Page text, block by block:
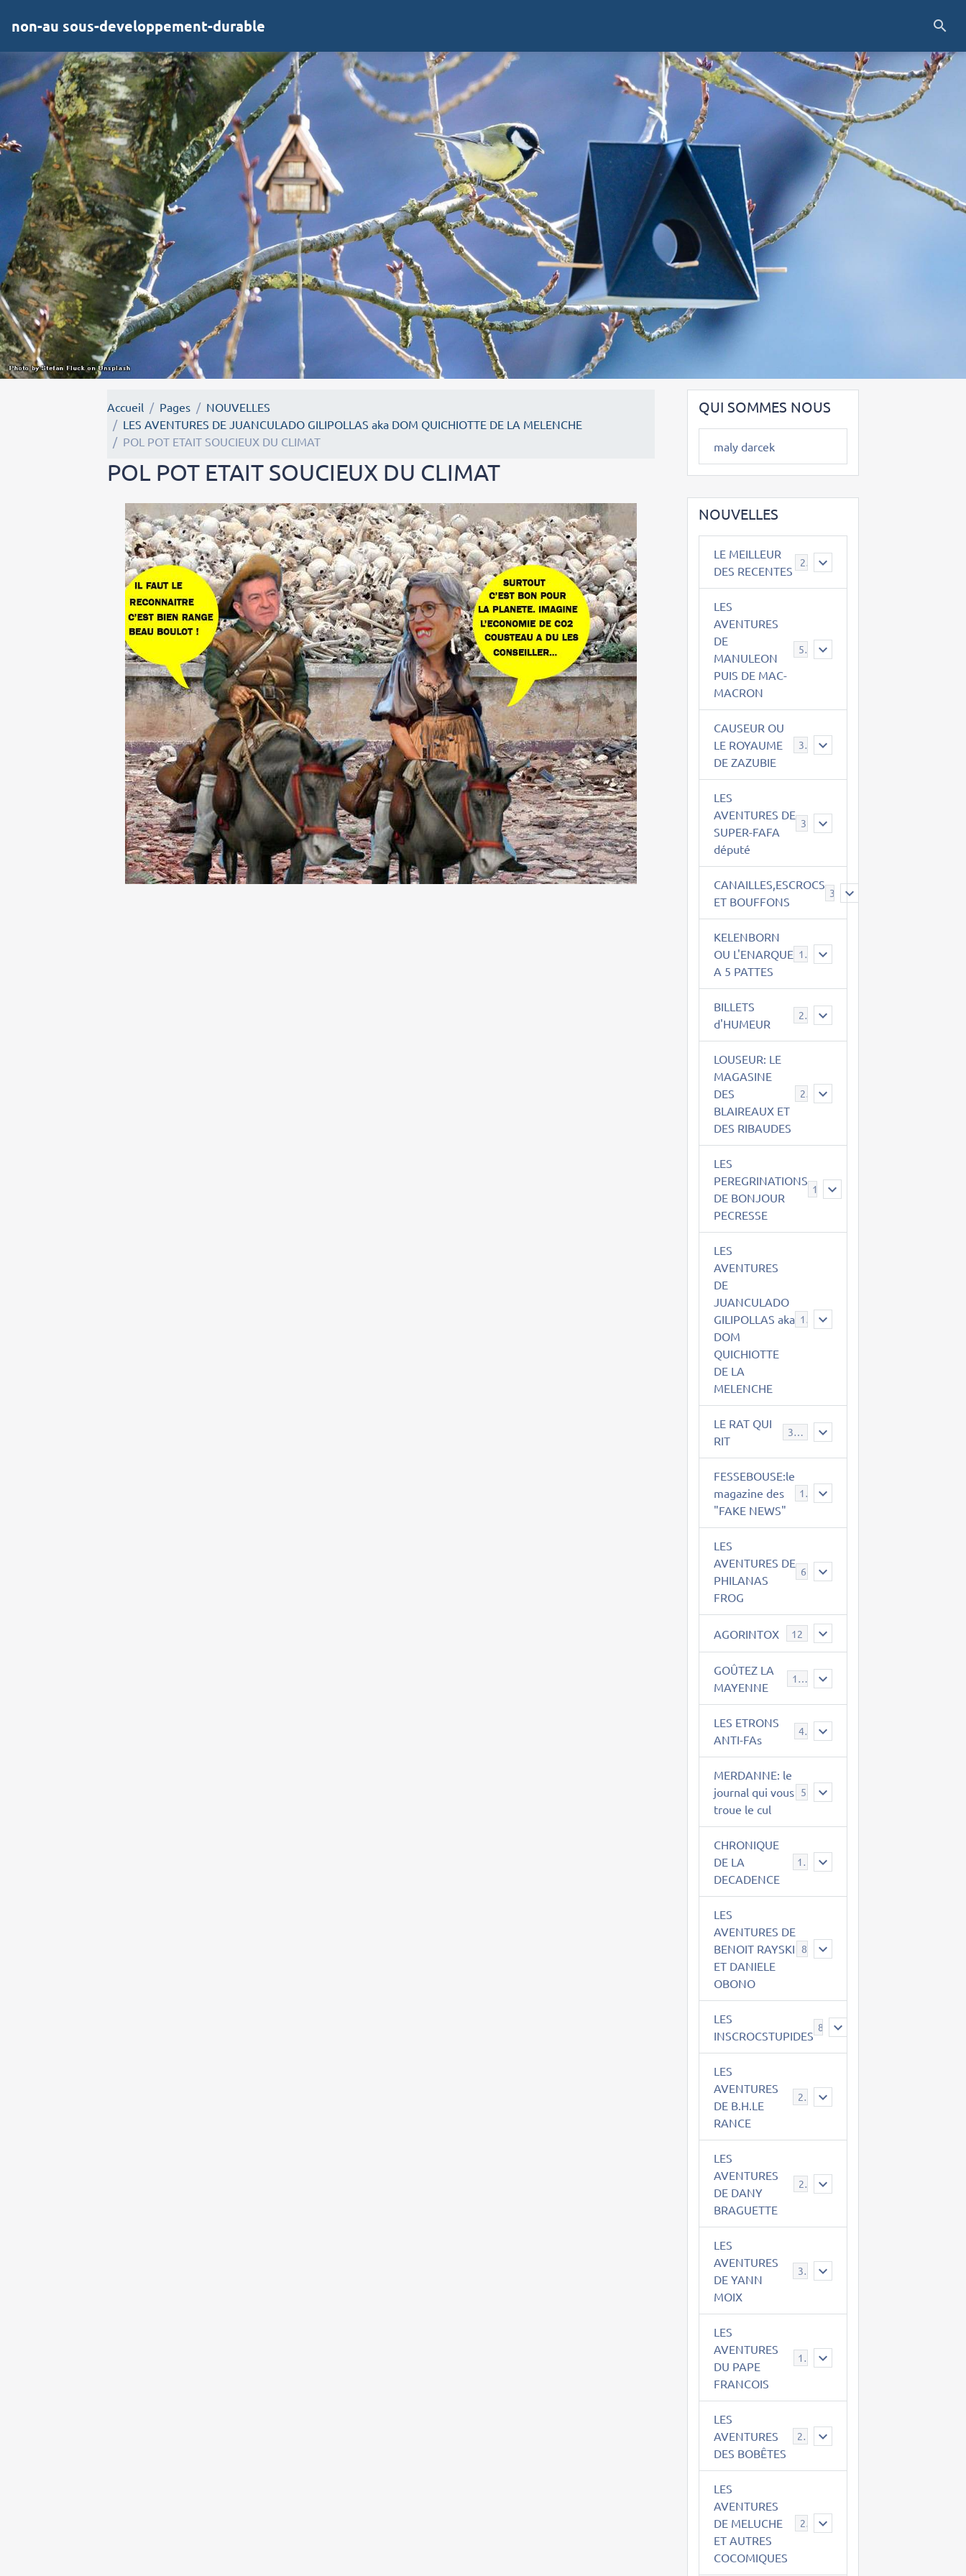
non-au sous-developpement-durable
Accueil Pages
NOUVELLES
LES AVENTURES DE JUANCULADO GILIPOLLAS aka DOM QUICHIOTTE DE LA MELENCHE
POL POT ETAIT SOUCIEUX DU CLIMAT
POL POT ETAIT SOUCIEUX DU CLIMAT
QUI SOMMES NOUS
maly darcek
NOUVELLES
LE MEILLEUR
DES RECENTES
2
LES
AVENTURES
DE
MANULEON
PUIS DE MAC-
MACRON
543
CAUSEUR OU
LE ROYAUME
DE ZAZUBIE
38
LES
AVENTURES DE
SUPER-FAFA
député
CANAILLES,ESCROCS
ET BOUFFONS
385
KELENBORN
OU L'ENARQUE
A 5 PATTES
14
BILLETS
d'HUMEUR
2
LOUSEUR: LE
MAGASINE
DES
BLAIREAUX ET
DES RIBAUDES
21
LES
PEREGRINATIONS
DE BONJOUR
PECRESSE
14
LES
AVENTURES
DE
JUANCULADO
GILIPOLLAS aka
DOM
QUICHIOTTE
DE LA
MELENCHE
119
LE RAT QUI
RIT
395
FESSEBOUSE:le
magazine des
"FAKE NEWS"
19
LES
AVENTURES DE
PHILANAS
FROG
AGORINTOX 12
GOÛTEZ LA
MAYENNE
189
LES ETRONS
ANTI-FAs
4
MERDANNE: le
journal qui vous
troue le cul
CHRONIQUE
DE LA
DECADENCE
12
LES
AVENTURES DE
BENOIT RAYSKI
ET DANIELE
OBONO
LES
INSCROCSTUPIDES
8
LES
AVENTURES
DE B.H.LE
RANCE
21
LES
AVENTURES
DE DANY
BRAGUETTE
29
LES
AVENTURES
DE YANN
MOIX
39
LES
AVENTURES
DU PAPE
FRANCOIS
15
LES
AVENTURES
DES BOBÊTES
23
LES
AVENTURES
DE MELUCHE
ET AUTRES
COCOMIQUES
22